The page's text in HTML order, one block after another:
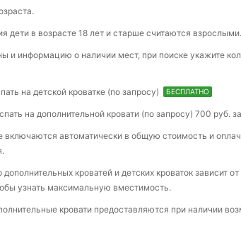
дети в возрасте 18 лет и старше считаются взрослыми.
и информацию о наличии мест, при поиске укажите
на детской кроватке (по запросу) БЕСПЛАТНО
на дополнительной кровати (по запросу) 700 руб.
включаются автоматически в общую стоимость и
кроватей и детских кроваток зависит
узнать максимальную вместимость.
кровати предоставляются при наличии